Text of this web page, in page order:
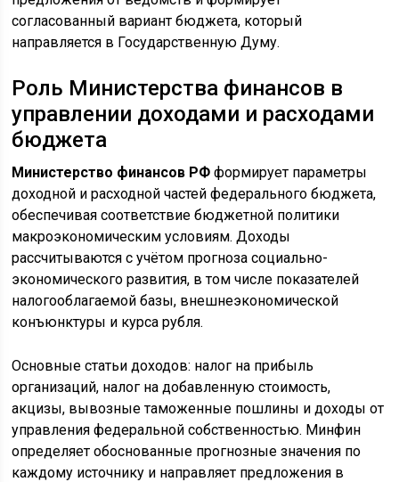
согласованный вариант бюджета, который
направляется в Государственную Думу.
Роль Министерства финансов в
управлении доходами и расходами
бюджета
Министерство финансов РФ формирует параметры
доходной и расходной частей федерального бюджета,
обеспечивая соответствие бюджетной политики
макроэкономическим условиям. Доходы
рассчитываются с учётом прогноза социально-
экономического развития, в том числе показателей
налогооблагаемой базы, внешнеэкономической
конъюнктуры и курса рубля.
Основные статьи доходов: налог на прибыль
организаций, налог на добавленную стоимость,
акцизы, вывозные таможенные пошлины и доходы от
управления федеральной собственностью. Минфин
определяет обоснованные прогнозные значения по
каждому источнику и направляет предложения в